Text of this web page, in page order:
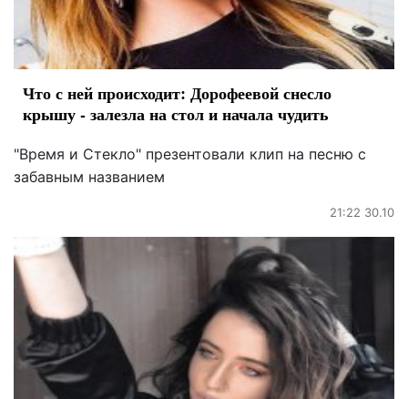
Что с ней происходит: Дорофеевой снесло
крышу - залезла на стол и начала чудить
"Время и Стекло" презентовали клип на песню с
забавным названием
21:22 30.10